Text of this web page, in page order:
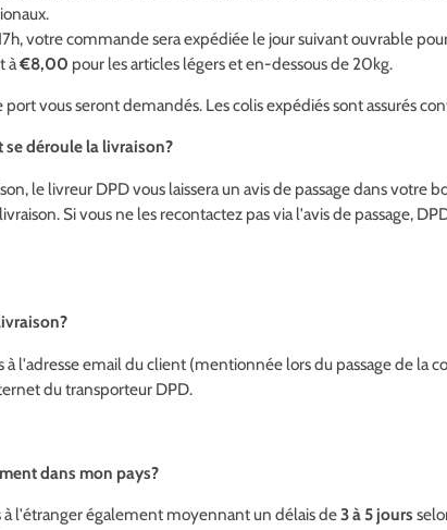
votre commande sera expédiée le jour suivant ouvrable
à€8,00 pour les articles légers et en-dessous de 20kg.
port vous seront demandés. Les colis expédiés sont assurés
se déroule la livraison?
le livreur DPD vous laissera un avis de passage dans
Si vous ne les recontactez pas via l'avis de passage,
l'adresse email du client (mentionnée lors du passage de
du transporteur DPD.
dans mon pays?
l'étranger également moyennant un délais de3 à 5 jours